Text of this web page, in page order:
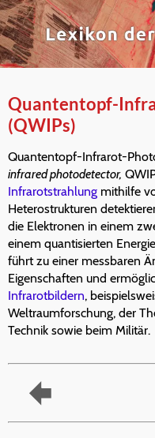
Quantentopf-
(QWIPs)
Quantentopf-Infrarot-
infrared photodetector,
Infrarotstrahlung mithilfe
Heterostrukturen
die Elektronen in einem
einem quantisierten
führt zu einer messbaren
Eigenschaften und
Infrarotbildern,
Weltraumforschung, der
Technik sowie beim Militär.